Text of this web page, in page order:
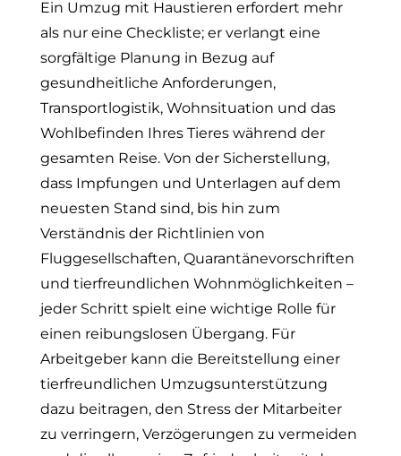
Ein Umzug mit Haustieren erfordert mehr
als nur eine Checkliste; er verlangt eine
sorgfältige Planung in Bezug auf
gesundheitliche Anforderungen,
Transportlogistik, Wohnsituation und das
Wohlbefinden Ihres Tieres während der
gesamten Reise. Von der Sicherstellung,
dass Impfungen und Unterlagen auf dem
neuesten Stand sind, bis hin zum
Verständnis der Richtlinien von
Fluggesellschaften, Quarantänevorschriften
und tierfreundlichen Wohnmöglichkeiten –
jeder Schritt spielt eine wichtige Rolle für
einen reibungslosen Übergang. Für
Arbeitgeber kann die Bereitstellung einer
tierfreundlichen Umzugsunterstützung
dazu beitragen, den Stress der Mitarbeiter
zu verringern, Verzögerungen zu vermeiden